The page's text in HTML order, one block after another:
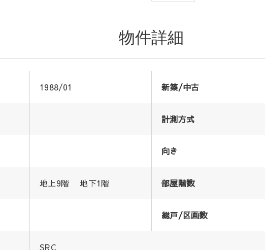
物件詳細
1988/01 新築/中古
計測方式
向き
地上9階 地下1階 部屋階数
総戸/区画数
SRC